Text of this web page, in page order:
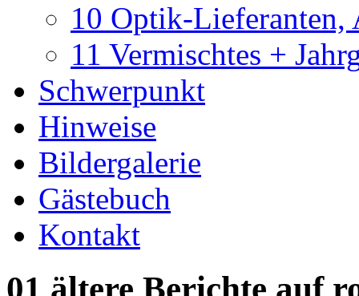
10 Optik-Lieferanten,
11 Vermischtes +
Schwerpunkt
Hinweise
Bildergalerie
Gästebuch
Kontakt
01 ältere Berichte auf